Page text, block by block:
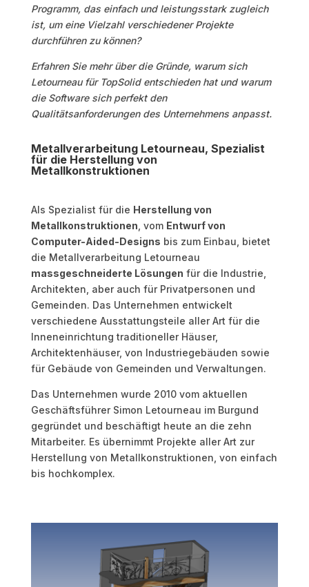
Programm, das einfach und leistungsstark zugleich
ist, um eine Vielzahl verschiedener Projekte
durchführen zu können?
Erfahren Sie mehr über die Gründe, warum sich
Letourneau für TopSolid entschieden hat und warum
die Software sich perfekt den
Qualitätsanforderungen des Unternehmens anpasst.
Metallverarbeitung Letourneau, Spezialist
für die Herstellung von
Metallkonstruktionen
Als Spezialist für die Herstellung von
Metallkonstruktionen , vom Entwurf von
Computer-Aided-Designs bis zum Einbau, bietet
die Metallverarbeitung Letourneau
massgeschneiderte Lösungen für die Industrie,
Architekten, aber auch für Privatpersonen und
Gemeinden. Das Unternehmen entwickelt
verschiedene Ausstattungsteile aller Art für die
Inneneinrichtung traditioneller Häuser,
Architektenhäuser, von Industriegebäuden sowie
für Gebäude von Gemeinden und Verwaltungen.
Das Unternehmen wurde 2010 vom aktuellen
Geschäftsführer Simon Letourneau im Burgund
gegründet und beschäftigt heute an die zehn
Mitarbeiter. Es übernimmt Projekte aller Art zur
Herstellung von Metallkonstruktionen, von einfach
bis hochkomplex.